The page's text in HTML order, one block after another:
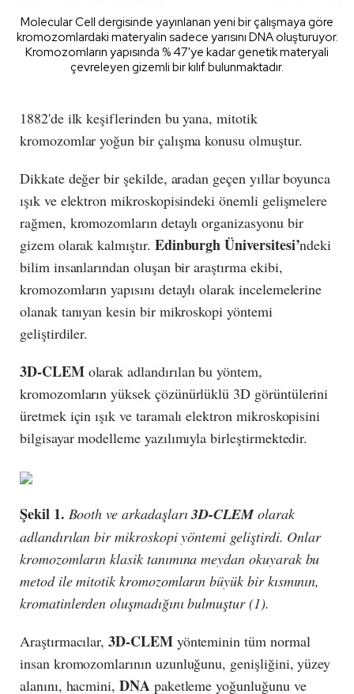
Molecular Cell dergisinde yayınlanan yeni bir çalışmaya göre
kromozomlardaki materyalin sadece yarısını DNA oluşturuyor.
Kromozomların yapısında % 47'ye kadar genetik materyali
çevreleyen gizemli bir kılıf bulunmaktadır.
1882'de ilk keşiflerinden bu yana, mitotik
kromozomlar yoğun bir çalışma konusu olmuştur.
Dikkate değer bir şekilde, aradan geçen yıllar boyunca
ışık ve elektron mikroskopisindeki önemli gelişmelere
rağmen, kromozomların detaylı organizasyonu bir
gizem olarak kalmıştır. Edinburgh Üniversitesi’ndeki
bilim insanlarından oluşan bir araştırma ekibi,
kromozomların yapısını detaylı olarak incelemelerine
olanak tanıyan kesin bir mikroskopi yöntemi
geliştirdiler.
3D-CLEMolarak adlandırılan bu yöntem,
kromozomların yüksek çözünürlüklü 3D görüntülerini
üretmek için ışık ve taramalı elektron mikroskopisini
bilgisayar modelleme yazılımıyla birleştirmektedir.
Şekil 1. Booth ve arkadaşları3D-CLEMolarak
adlandırılan bir mikroskopi yöntemi geliştirdi. Onlar
kromozomların klasik tanımına meydan okuyarak bu
metod ile mitotik kromozomların büyük bir kısmının,
kromatinlerden oluşmadığını bulmuştur (1).
Araştırmacılar,3D-CLEMyönteminin tüm normal
insan kromozomlarının uzunluğunu, genişliğini, yüzey
alanını, hacmini,DNApaketleme yoğunluğunu ve